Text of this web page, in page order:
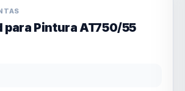
para Pintura AT750/55